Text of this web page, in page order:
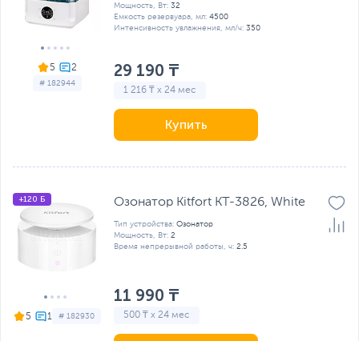
5
# 182944
Мощность, Вт: 32
Емкость резервуара, мл: 4500
Интенсивность увлажнения, мл/ч: 350
29 190 ₸
1 216 ₸ x 24 мес
Купить
5 # 182930
+120 Б Озонатор Kitfort KT-3826, White
Тип устройства: Озонатор
Мощность, Вт: 2
Время непрерывной работы, ч: 2.5
11 990 ₸
500 ₸ x 24 мес